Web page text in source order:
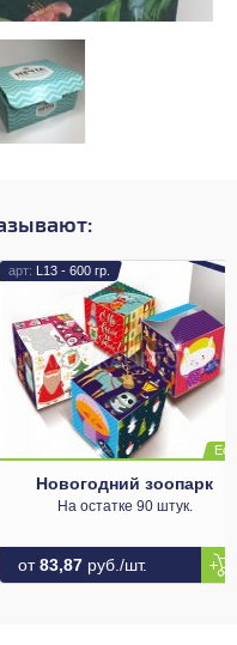
L13 - 600 гр.
Новогодний зоопарк
На остатке 90 штук.
от83,87 руб./шт.